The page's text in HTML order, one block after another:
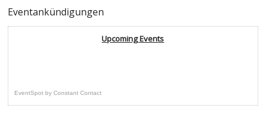
Eventankündigungen
Upcoming Events
EventSpot byConstant Contact